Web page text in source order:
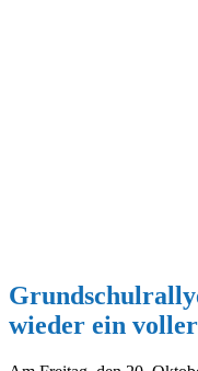
wieder ein